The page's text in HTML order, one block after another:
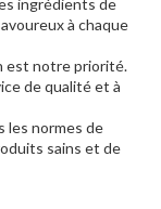
ingrédients de
à chaque
est notre priorité.
de qualité et à
les normes de
sains et de